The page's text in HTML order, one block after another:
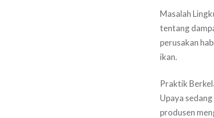
Masalah
tentang
perusakan
ikan.
Praktik
Upaya
produsen